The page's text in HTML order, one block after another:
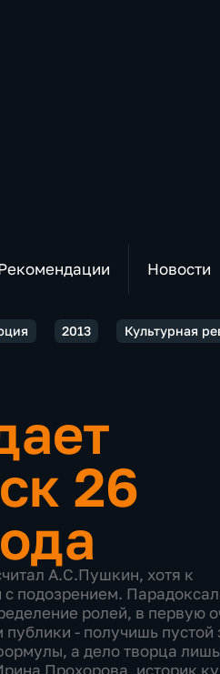
Новости
2013 Культурная
26
А.С.Пушкин, хотя к
с подозрением.
ролей, в первую
публики - получишь пустой
а дело творца лишь